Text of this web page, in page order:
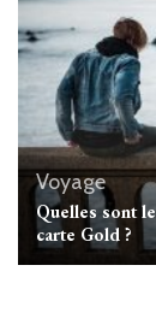
Voyage
Quelles sont
carte Gold ?